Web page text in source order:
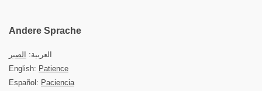
Andere Sprache
العربية:
الصبر
English: Patience
Español: Paciencia